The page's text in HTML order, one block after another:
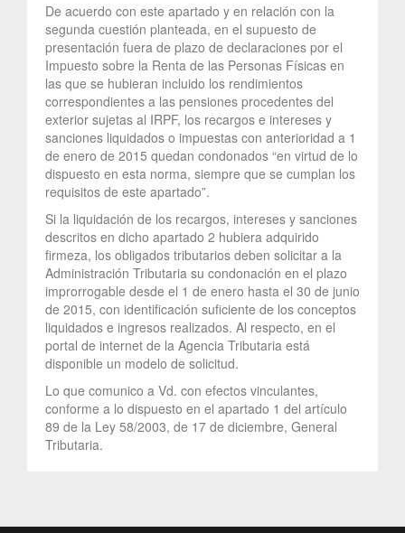
De acuerdo con este apartado y en relación con la
segunda cuestión planteada, en el supuesto de
presentación fuera de plazo de declaraciones por el
Impuesto sobre la Renta de las Personas Físicas en
las que se hubieran incluido los rendimientos
correspondientes a las pensiones procedentes del
exterior sujetas al IRPF, los recargos e intereses y
sanciones liquidados o impuestas con anterioridad a 1
de enero de 2015 quedan condonados “en virtud de lo
dispuesto en esta norma, siempre que se cumplan los
requisitos de este apartado”.
Si la liquidación de los recargos, intereses y sanciones
descritos en dicho apartado 2 hubiera adquirido
firmeza, los obligados tributarios deben solicitar a la
Administración Tributaria su condonación en el plazo
improrrogable desde el 1 de enero hasta el 30 de junio
de 2015, con identificación suficiente de los conceptos
liquidados e ingresos realizados. Al respecto, en el
portal de internet de la Agencia Tributaria está
disponible un modelo de solicitud.
Lo que comunico a Vd. con efectos vinculantes,
conforme a lo dispuesto en el apartado 1 del artículo
89 de la Ley 58/2003, de 17 de diciembre, General
Tributaria.